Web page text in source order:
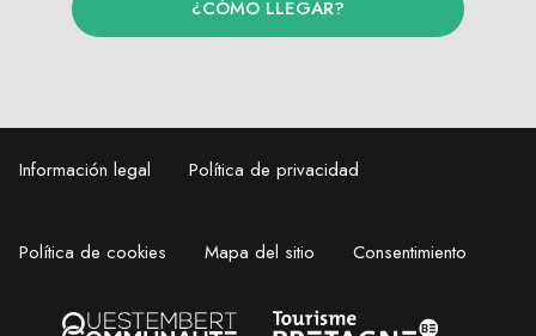
¿CÓMO LLEGAR?
Información legal Política de privacidad
Política de cookies Mapa del sitio Consentimiento